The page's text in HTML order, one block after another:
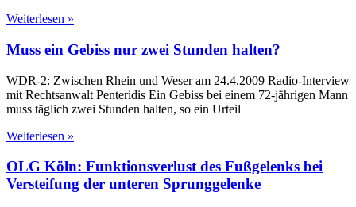
Weiterlesen »
Muss ein Gebiss nur zwei Stunden halten?
WDR-2: Zwischen Rhein und Weser am 24.4.2009 Radio-Interview
mit Rechtsanwalt Penteridis Ein Gebiss bei einem 72-jährigen Mann
muss täglich zwei Stunden halten, so ein Urteil
Weiterlesen »
OLG Köln: Funktionsverlust des Fußgelenks bei
Versteifung der unteren Sprunggelenke